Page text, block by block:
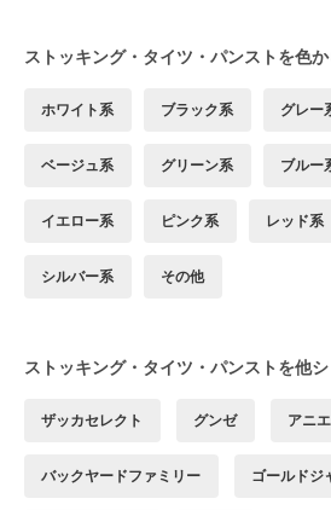
ストッキング・タイツ・パンストを色
ホワイト系 ブラック系 グレー
ベージュ系 グリーン系 ブルー
イエロー系 ピンク系 レッド系
シルバー系 その他
ストッキング・タイツ・パンストを他
ザッカセレクト グンゼ アニ
バックヤードファミリー ゴールドジ